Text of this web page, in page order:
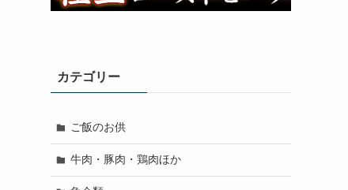
カテゴリー
ご飯のお供
牛肉・豚肉・鶏肉ほか